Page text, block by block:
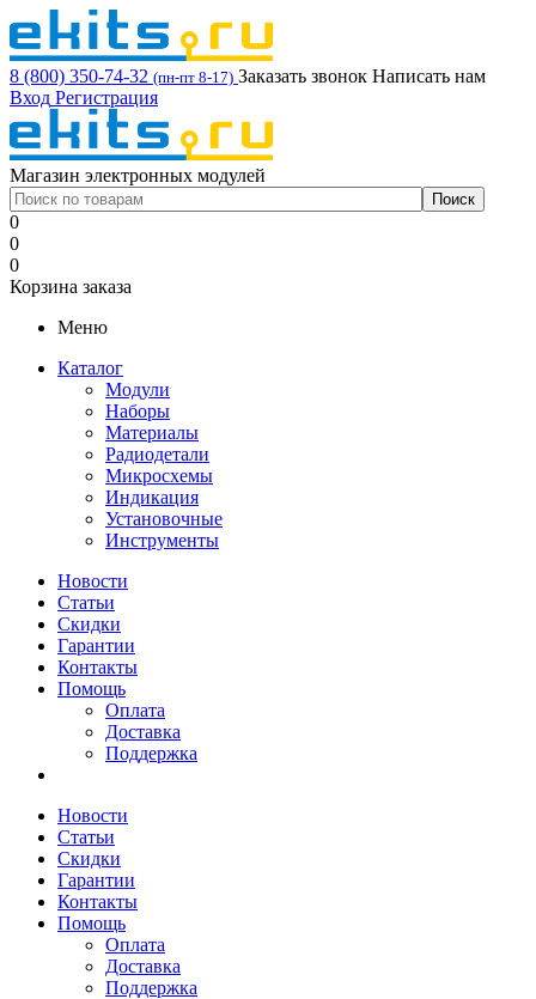
8 (800) 350-74-32 (пн-пт 8-17) Заказать звонок Написать нам
Вход Регистрация
Магазин электронных модулей
0
0
0
Корзина заказа
Меню
Каталог
Модули
Наборы
Материалы
Радиодетали
Микросхемы
Индикация
Установочные
Инструменты
Новости
Статьи
Скидки
Гарантии
Контакты
Помощь
Оплата
Доставка
Поддержка
Новости
Статьи
Скидки
Гарантии
Контакты
Помощь
Оплата
Доставка
Поддержка